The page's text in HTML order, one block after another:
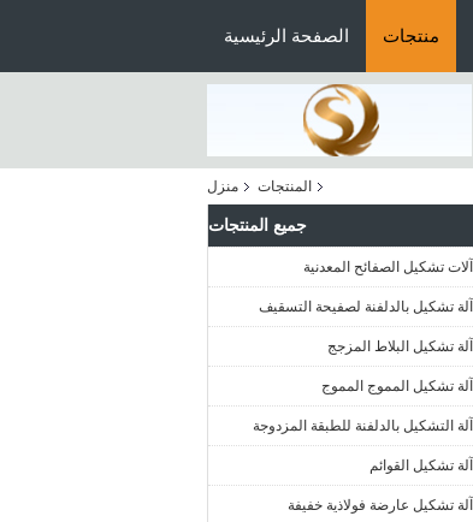
الصفحة الرئيسية منتجات
منزل المنتجات
جميع المنتجات
آلات تشكيل الصفائح المعدنية
آلة تشكيل بالدلفنة لصفيحة التسقيف
آلة تشكيل البلاط المزجج
آلة تشكيل المموج المموج
آلة التشكيل بالدلفنة للطبقة المزدوجة
آلة تشكيل القوائم
آلة تشكيل عارضة فولاذية خفيفة